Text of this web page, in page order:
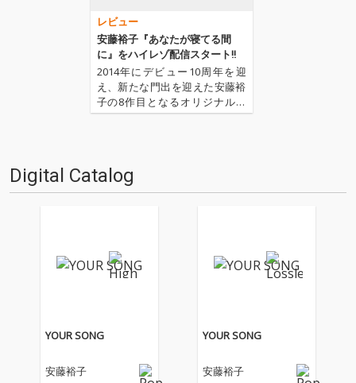
レビュー
安藤裕子『あなたが寝てる間
に』をハイレゾ配信スタート!!
2014年にデビュー10周年を迎
え、新たな門出を迎えた安藤裕
子の8作目となるオリジナル・
アルバムが届きました。大泉洋
活動の幅を拡げるなか紡がれた
本作には、矢野顕子の最新作…
Digital Catalog
YOUR SONG
安藤裕子
YOUR SONG
安藤裕子